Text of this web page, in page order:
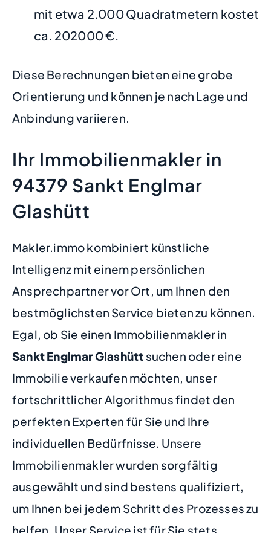
mit etwa 2.000 Quadratmetern kostet
ca. 202000 €.
Diese Berechnungen bieten eine grobe
Orientierung und können je nach Lage und
Anbindung variieren.
Ihr Immobilienmakler in
94379 Sankt Englmar
Glashütt
Makler.immo kombiniert künstliche
Intelligenz mit einem persönlichen
Ansprechpartner vor Ort, um Ihnen den
bestmöglichsten Service bieten zu können.
Egal, ob Sie einen Immobilienmakler in
Sankt Englmar Glashütt suchen oder eine
Immobilie verkaufen möchten, unser
fortschrittlicher Algorithmus findet den
perfekten Experten für Sie und Ihre
individuellen Bedürfnisse. Unsere
Immobilienmakler wurden sorgfältig
ausgewählt und sind bestens qualifiziert,
um Ihnen bei jedem Schritt des Prozesses zu
helfen. Unser Service ist für Sie stets